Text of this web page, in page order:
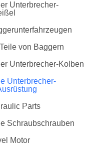
Unterbrecher-
von Baggern
Unterbrecher-Kolben
Unterbrecher-
Parts
Schraubschrauben
Motor